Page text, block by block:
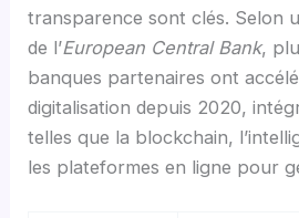
transparence sont clés. Selon
de l’European Central Bank,
banques partenaires ont
digitalisation depuis 2020,
telles que la blockchain,
les plateformes en ligne pour